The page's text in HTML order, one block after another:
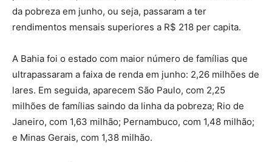
da pobreza em junho, ou seja, passaram a ter
rendimentos mensais superiores a R$ 218 per capita.
A Bahia foi o estado com maior número de famílias que
ultrapassaram a faixa de renda em junho: 2,26 milhões de
lares. Em seguida, aparecem São Paulo, com 2,25
milhões de famílias saindo da linha da pobreza; Rio de
Janeiro, com 1,63 milhão; Pernambuco, com 1,48 milhão;
e Minas Gerais, com 1,38 milhão.